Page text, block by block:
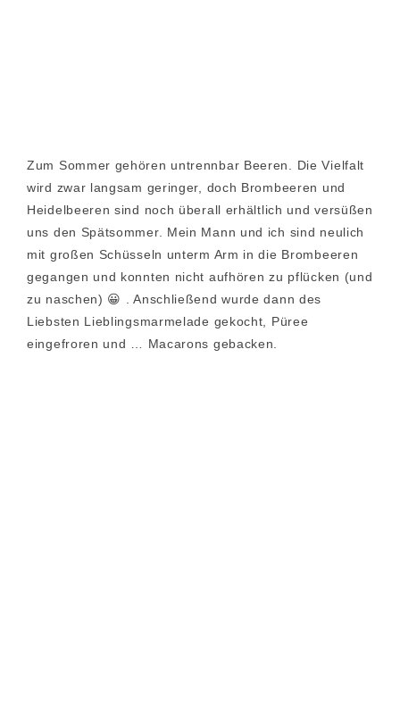
Zum Sommer gehören untrennbar Beeren. Die Vielfalt
wird zwar langsam geringer, doch Brombeeren und
Heidelbeeren sind noch überall erhältlich und versüßen
uns den Spätsommer. Mein Mann und ich sind neulich
mit großen Schüsseln unterm Arm in die Brombeeren
gegangen und konnten nicht aufhören zu pflücken (und
zu naschen) 😀 . Anschließend wurde dann des
Liebsten Lieblingsmarmelade gekocht, Püree
eingefroren und … Macarons gebacken.